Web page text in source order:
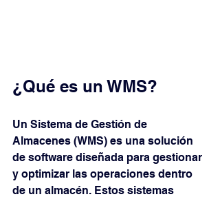
¿Qué es un WMS?
Un Sistema de Gestión de
Almacenes (WMS) es una solución
de software diseñada para gestionar
y optimizar las operaciones dentro
de un almacén. Estos sistemas